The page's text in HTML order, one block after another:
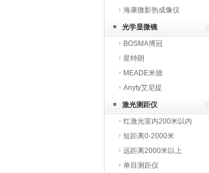
海康微影热成像仪
HIKMICRO
光学显微镜
BOSMA博冠
星特朗
MEADE米德
Anyty艾尼提
激光测距仪
红激光室内200米以内
短距离0-2000米
远距离2000米以上
单目测距仪